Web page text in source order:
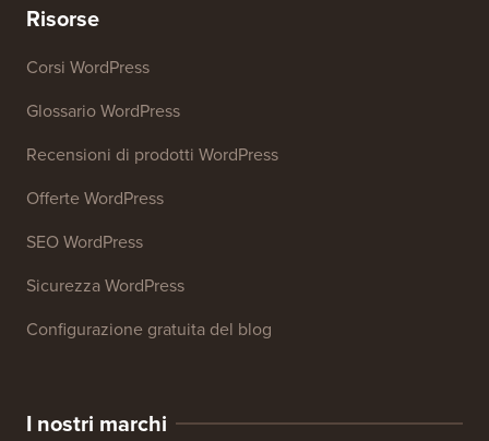
Risorse
Corsi WordPress
Glossario WordPress
Recensioni di prodotti WordPress
Offerte WordPress
SEO WordPress
Sicurezza WordPress
Configurazione gratuita del blog
I nostri marchi